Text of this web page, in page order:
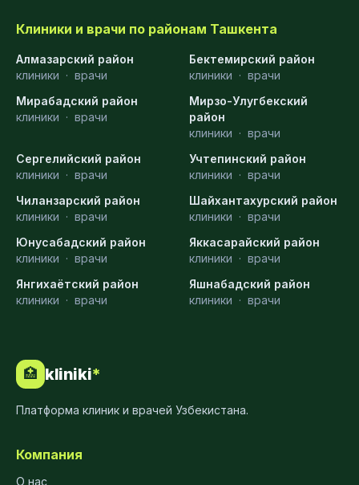
Клиники и врачи по районам Ташкента
Алмазарский район
клиники · врачи
Бектемирский район
клиники · врачи
Мирабадский район
клиники · врачи
Мирзо-Улугбекский
район
клиники · врачи
Сергелийский район
клиники · врачи
Учтепинский район
клиники · врачи
Чиланзарский район
клиники · врачи
Шайхантахурский район
клиники · врачи
Юнусабадский район
клиники · врачи
Яккасарайский район
клиники · врачи
Янгихаётский район
клиники · врачи
Яшнабадский район
клиники · врачи
🏥 kliniki*
Платформа клиник и врачей Узбекистана.
Компания
О нас